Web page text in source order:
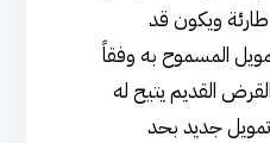
طارئة ويكون قد
المسموح به وفقاً
القديم يتيح له
جديد بحد